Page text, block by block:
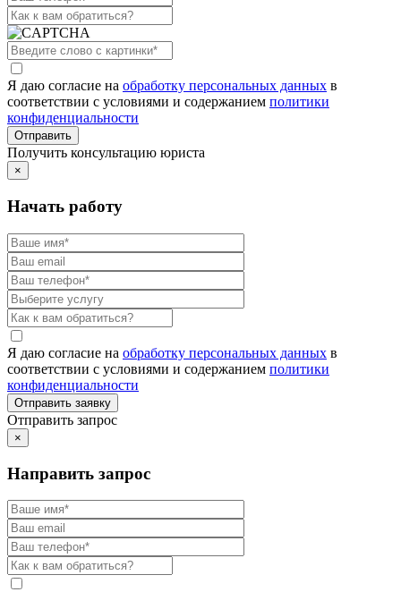
Я даю согласие на обработку персональных данных в
соответствии с условиями и содержанием политики
конфиденциальности
Получить консультацию юриста
×
Начать работу
Я даю согласие на обработку персональных данных в
соответствии с условиями и содержанием политики
конфиденциальности
Отправить запрос
×
Направить запрос